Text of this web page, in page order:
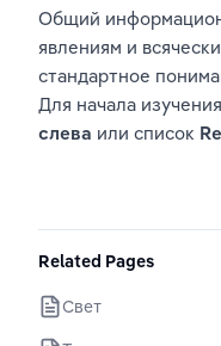
Общий
явлениям и
стандартное
Для начала
слева или список
Related Pages
Свет